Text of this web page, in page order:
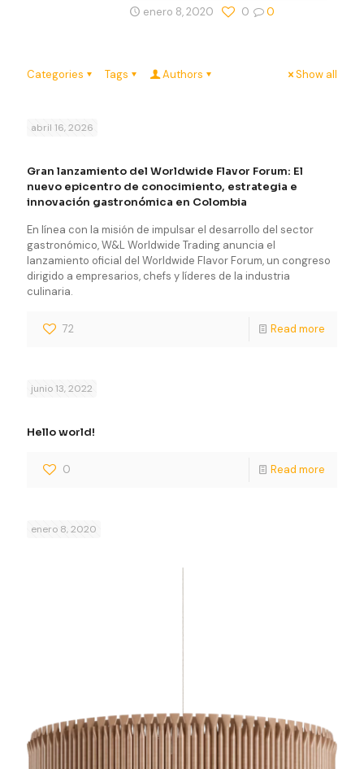
enero 8, 2020
0
0
Categories Tags Authors Show all
abril 16, 2026
Gran lanzamiento del Worldwide Flavor Forum: El
nuevo epicentro de conocimiento, estrategia e
innovación gastronómica en Colombia
En línea con la misión de impulsar el desarrollo del sector
gastronómico, W&L Worldwide Trading anuncia el
lanzamiento oficial del Worldwide Flavor Forum, un congreso
dirigido a empresarios, chefs y líderes de la industria
culinaria.
72 Read more
junio 13, 2022
Hello world!
0 Read more
enero 8, 2020